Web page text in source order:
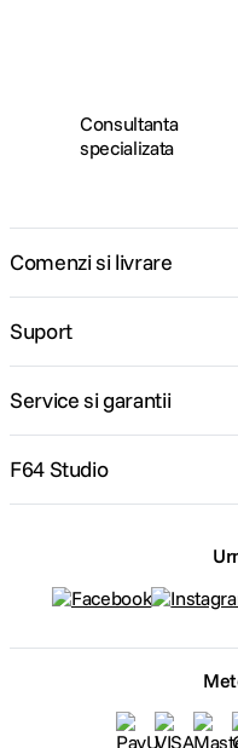
Consultanta
specializata
Comenzi si livrare
Suport
Service si garantii
F64 Studio